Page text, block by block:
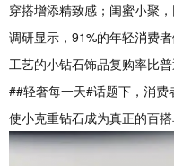
穿搭增添精致感；闺蜜小聚
调研显示，91%的年轻消费
工艺的小钻石饰品复购率比
##轻奢每一天#话题下，消费
使小克重钻石成为真正的百搭